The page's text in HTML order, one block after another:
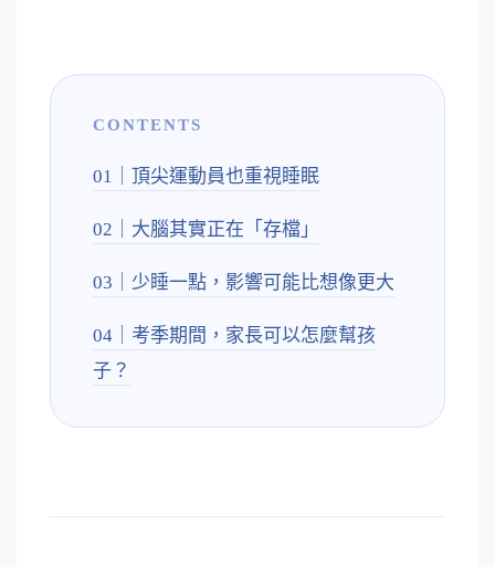
CONTENTS
01｜頂尖運動員也重視睡眠
02｜大腦其實正在「存檔」
03｜少睡一點，影響可能比想像更大
04｜考季期間，家長可以怎麼幫孩
子？